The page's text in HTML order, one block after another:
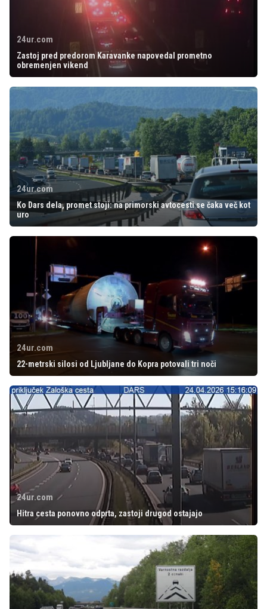
24ur.com
Zastoj pred predorom Karavanke napovedal prometno
obremenjen vikend
24ur.com
Ko Dars dela, promet stoji: na primorski avtocesti se čaka več kot
uro
24ur.com
22-metrski silosi od Ljubljane do Kopra potovali tri noči
24ur.com
Hitra cesta ponovno odprta, zastoji drugod ostajajo